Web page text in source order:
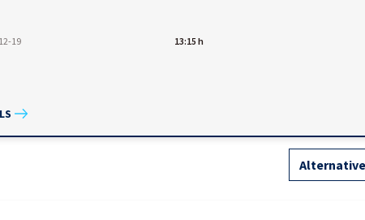
19 13:15 h